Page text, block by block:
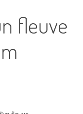
fleuve